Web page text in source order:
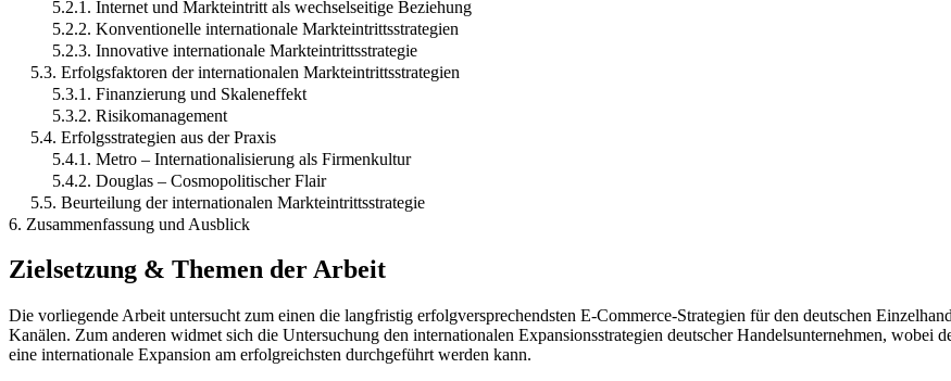
5.2.1. Internet und Markteintritt als wechselseitige Beziehung
5.2.2. Konventionelle internationale Markteintrittsstrategien
5.2.3. Innovative internationale Markteintrittsstrategie
5.3. Erfolgsfaktoren der internationalen Markteintrittsstrategien
5.3.1. Finanzierung und Skaleneffekt
5.3.2. Risikomanagement
5.4. Erfolgsstrategien aus der Praxis
5.4.1. Metro – Internationalisierung als Firmenkultur
5.4.2. Douglas – Cosmopolitischer Flair
5.5. Beurteilung der internationalen Markteintrittsstrategie
6. Zusammenfassung und Ausblick
Zielsetzung & Themen der Arbeit
Die vorliegende Arbeit untersucht zum einen die langfristig erfolgversprechendsten E-Commerce-Strategien für den deutschen
Kanälen. Zum anderen widmet sich die Untersuchung den internationalen Expansionsstrategien deutscher Handelsunternehmen,
eine internationale Expansion am erfolgreichsten durchgeführt werden kann.